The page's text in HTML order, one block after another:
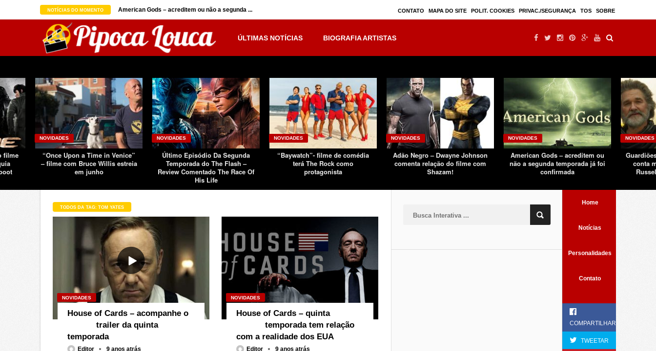
NOTÍCIAS DO MOMENTO
seguindo sucesso d ... American Gods – acreditem ou não a segunda ... Inumanos – série seguirá separada, mas no ... Mulan – filme live-action seguindo sucesso d ...
CONTATO MAPA DO SITE POLIT. COOKIES PRIVAC./SEGURANÇA TOS SOBRE
ÚLTIMAS NOTÍCIAS BIOGRAFIA ARTISTAS
filme
NOVIDADES
“Once Upon a Time in Venice”
– filme com Bruce Willis estreia
em junho
NOVIDADES
Último Episódio Da Segunda
Temporada do The Flash –
Review Comentado The Race Of
His Life
NOVIDADES
“Baywatch”- filme de comédia
terá The Rock como
protagonista
NOVIDADES
Adão Negro – Dwayne Johnson
comenta relação do filme com
Shazam!
NOVIDADES
American Gods – acreditem ou
não a segunda temporada já foi
confirmada
NOVIDADES
conta
Home
Notícias
Personalidades
Contato
COMPARTILHAR
TWEETAR
TODOS DA TAG: TOM YATES
NOVIDADES
House of Cards – acompanhe o
trailer da quinta
temporada
Editor 9 anos atrás
NOVIDADES
House of Cards – quinta
temporada tem relação
com a realidade dos EUA
Editor 9 anos atrás